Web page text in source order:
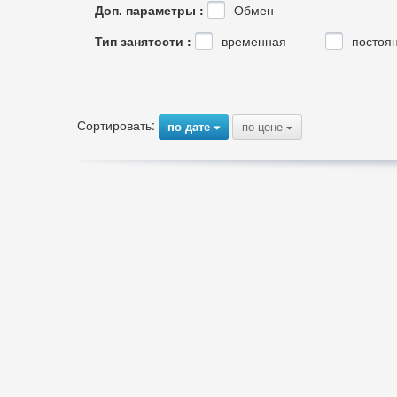
Доп. параметры :
Обмен
Тип занятости :
временная
Сортировать: по дате{ по цене {